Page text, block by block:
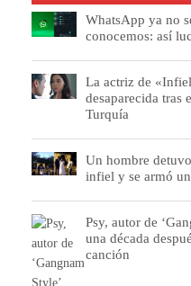
WhatsApp ya no
conocemos: así
La actriz de
desaparecida tras
Turquía
Un hombre
infiel y se armó
Psy, autor de
una década
canción